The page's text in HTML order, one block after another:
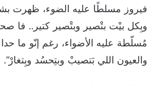
فيروز مسلطًا عليه الضوء، ظهرت
وبِكل بيْت بتْصير وبتْصير كتير.. فا
مُسلّطة عليه الأضواء، رغم إنّو ما حدا
والعيون اللي بَتصيبْ وبتِحسُد وبِتغارْ”.